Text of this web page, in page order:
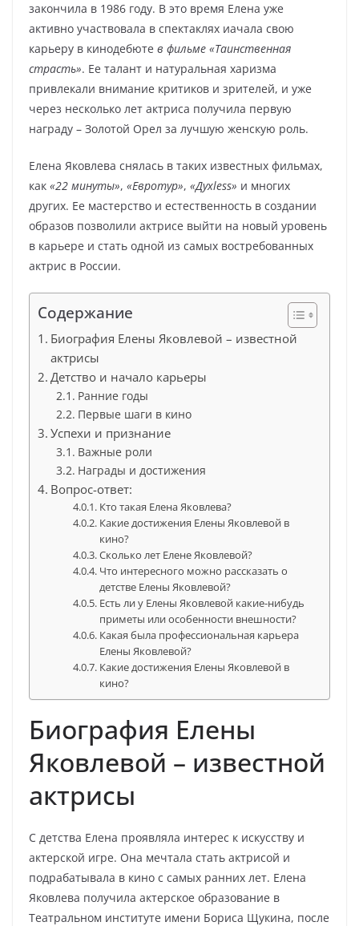
закончила в 1986 году. В это время Елена уже
активно участвовала в спектаклях иачала свою
карьеру в кинодебюте в фильме «Таинственная
страсть». Ее талант и натуральная харизма
привлекали внимание критиков и зрителей, и уже
через несколько лет актриса получила первую
награду – Золотой Орел за лучшую женскую роль.
Елена Яковлева снялась в таких известных фильмах,
как «22 минуты», «Евротур», «Духless» и многих
других. Ее мастерство и естественность в создании
образов позволили актрисе выйти на новый уровень
в карьере и стать одной из самых востребованных
актрис в России.
Содержание
Биография Елены Яковлевой – известной
актрисы
Детство и начало карьеры
Ранние годы
Первые шаги в кино
Успехи и признание
Важные роли
Награды и достижения
Вопрос-ответ:
Кто такая Елена Яковлева?
Какие достижения Елены Яковлевой в
кино?
Сколько лет Елене Яковлевой?
Что интересного можно рассказать о
детстве Елены Яковлевой?
Есть ли у Елены Яковлевой какие-нибудь
приметы или особенности внешности?
Какая была профессиональная карьера
Елены Яковлевой?
Какие достижения Елены Яковлевой в
кино?
Биография Елены
Яковлевой – известной
актрисы
С детства Елена проявляла интерес к искусству и
актерской игре. Она мечтала стать актрисой и
подрабатывала в кино с самых ранних лет. Елена
Яковлева получила актерское образование в
Театральном институте имени Бориса Щукина, после